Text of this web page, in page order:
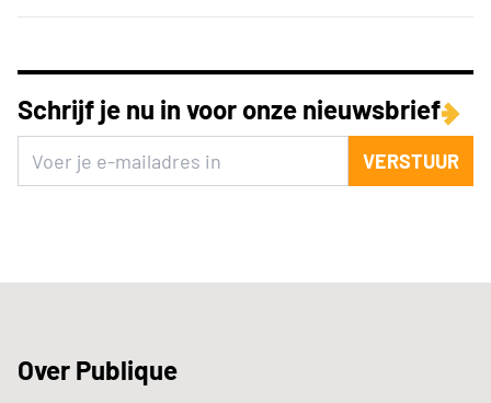
Schrijf je nu in voor onze nieuwsbrief
VERSTUUR
Over Publique